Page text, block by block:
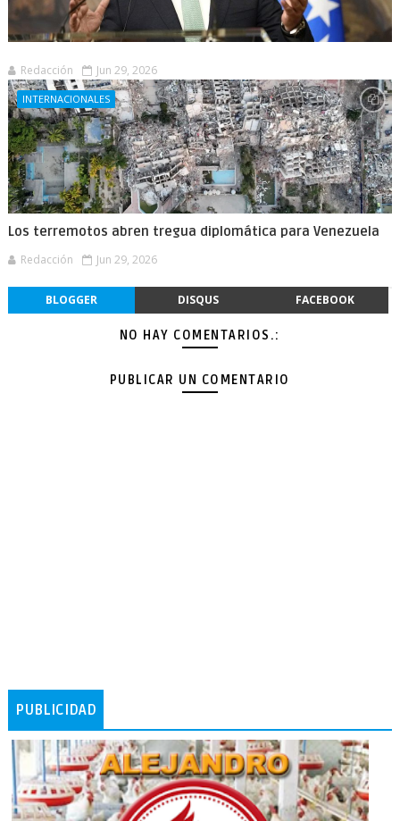
Redacción Jun 29, 2026
INTERNACIONALES
Los terremotos abren tregua diplomática para Venezuela
Redacción Jun 29, 2026
BLOGGER DISQUS FACEBOOK
NO HAY COMENTARIOS.:
PUBLICAR UN COMENTARIO
PUBLICIDAD